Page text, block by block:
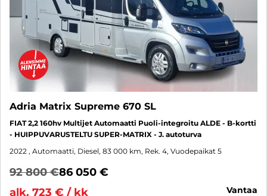
Adria Matrix Supreme 670 SL
FIAT 2,2 160hv Multijet Automaatti Puoli-integroitu ALDE - B-kortti
- HUIPPUVARUSTELTU SUPER-MATRIX - J. autoturva
2022 , Automaatti, Diesel, 83 000 km, Rek. 4, Vuodepaikat 5
92 800 €86 050 €
alk. 723 € / kk
vantaa